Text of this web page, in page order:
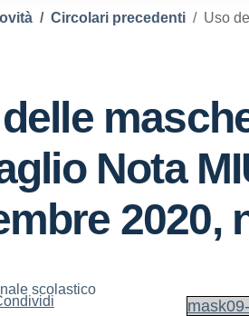
Circolari precedenti Uso
Nota
2020,
scolastico